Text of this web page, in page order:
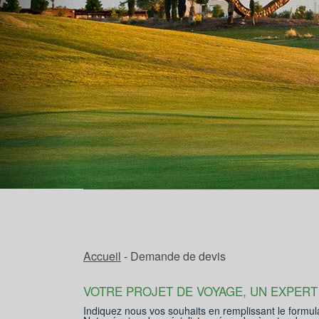
Accueil - Demande de devis
VOTRE PROJET DE VOYAGE, UN
Indiquez nous vos souhaits en remplissant le